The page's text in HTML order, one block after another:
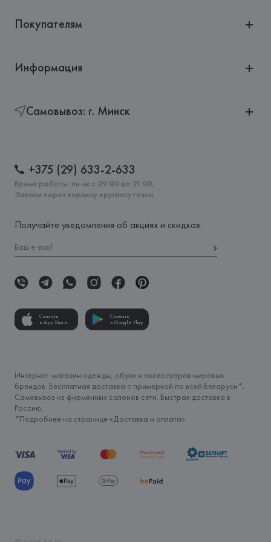
Покупателям
Информация
Самовывоз: г. Минск
+375 (29) 633-2-633
Время работы: пн-вс с 09:00 до 21:00,
Заказы через корзину круглосуточно
Получайте уведомления об акциях и скидках:
Скачать
в App Store
Скачать
в Google Play
Интернет-магазин одежды, обуви и аксессуаров мировых
брендов. Бесплатная доставка с примеркой по всей Беларуси*.
Самовывоз из фирменных салонов сети. Быстрая доставка в
Россию.
*Подробнее на странице «Доставка и оплата»